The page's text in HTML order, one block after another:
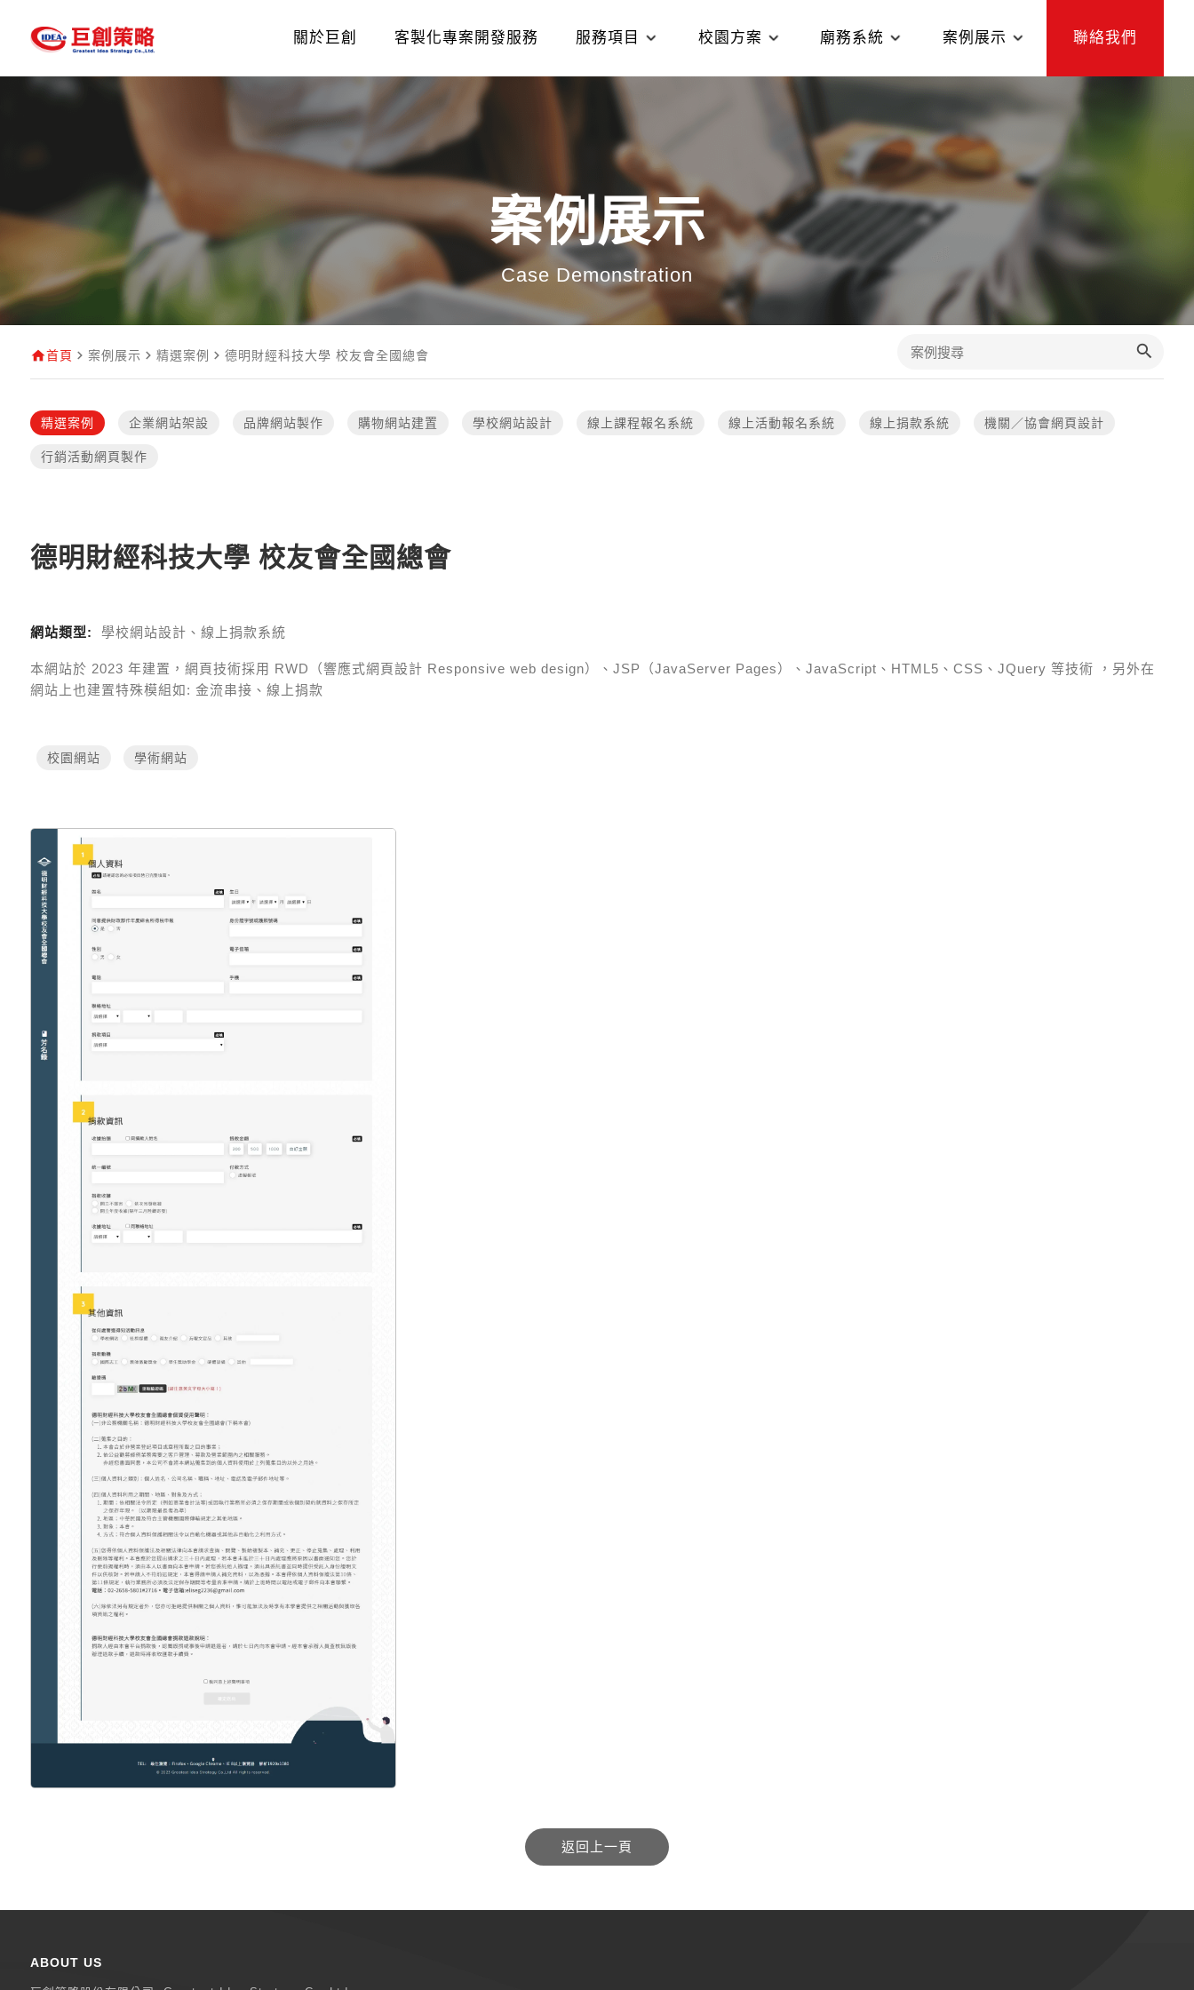
關於巨創 客製化專案開發服務 服務項目 校園方案 廟務系統 案例展示 聯絡我們
案例展示
Case Demonstration
首頁 案例展示 精選案例 德明財經科技大學 校友會全國總會
精選案例 企業網站架設 品牌網站製作 購物網站建置 學校網站設計 線上課程報名系統 線上活動報名系統 線上捐款系統 機關／協會網頁設計
行銷活動網頁製作
德明財經科技大學 校友會全國總會
網站類型: 學校網站設計、線上捐款系統
本網站於 2023 年建置，網頁技術採用 RWD（響應式網頁設計 Responsive web design）、JSP（JavaServer Pages）、JavaScript、HTML5、CSS、JQuery 等技術
，另外在
網站上也建置特殊模組如: 金流串接、線上捐款
校園網站 學術網站
ABOUT US